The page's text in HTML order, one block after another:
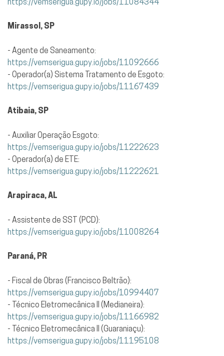
Mirassol, SP
- Agente de Saneamento:
https://vemserigua.gupy.io/jobs/11092666
- Operador(a) Sistema Tratamento de Esgoto:
https://vemserigua.gupy.io/jobs/11167439
Atibaia, SP
- Auxiliar Operação Esgoto:
https://vemserigua.gupy.io/jobs/11222623
- Operador(a) de ETE:
https://vemserigua.gupy.io/jobs/11222621
Arapiraca, AL
- Assistente de SST (PCD):
https://vemserigua.gupy.io/jobs/11008264
Paraná, PR
- Fiscal de Obras (Francisco Beltrão):
https://vemserigua.gupy.io/jobs/10994407
- Técnico Eletromecânica II (Medianeira):
https://vemserigua.gupy.io/jobs/11166982
- Técnico Eletromecânica II (Guaraniaçu):
https://vemserigua.gupy.io/jobs/11195108